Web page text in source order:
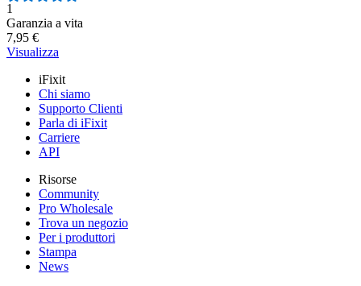
Numero di recensioni:
1
Garanzia a vita
7,95 €
Visualizza
iFixit
Chi siamo
Supporto Clienti
Parla di iFixit
Carriere
API
Risorse
Community
Pro Wholesale
Trova un negozio
Per i produttori
Stampa
News